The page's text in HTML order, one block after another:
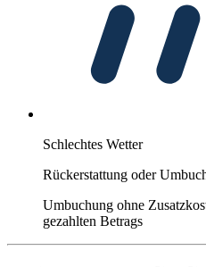
Schlechtes Wetter
Rückerstattung oder
Umbuchung ohne
gezahlten Betrags